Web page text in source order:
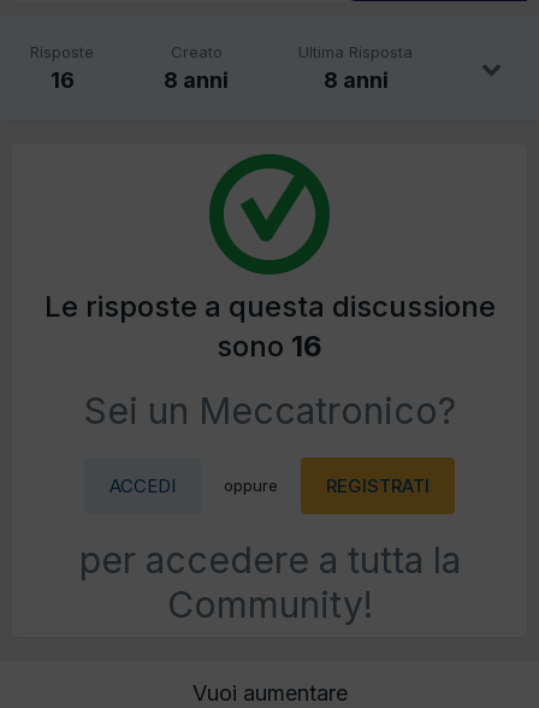
Risposte
16
Creato
8 anni
Ultima Risposta
8 anni
Le risposte a questa discussione
sono 16
Sei un Meccatronico?
ACCEDI oppure REGISTRATI
per accedere a tutta la
Community!
Vuoi aumentare